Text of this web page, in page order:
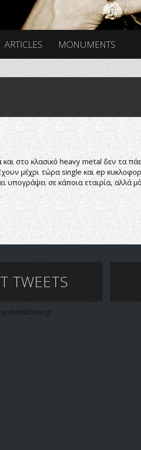
ARTICLES MONUMENTS
στο κλασικό heavy metal δεν τα
μέχρι τώρα single και ep
υπογράψει σε κάποια εταιρία, αλλά
TWEETS
metalzonegr